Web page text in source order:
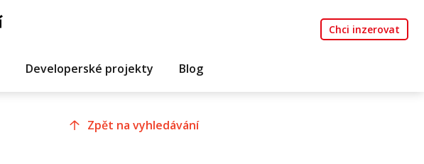
Chci inzerovat
Developerské projekty Blog
Zpět na vyhledávání